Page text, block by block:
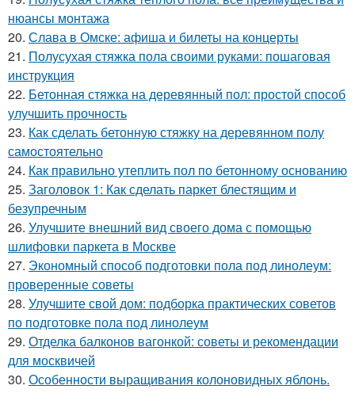
нюансы монтажа
20. Слава в Омске: афиша и билеты на концерты
21. Полусухая стяжка пола своими руками: пошаговая
инструкция
22. Бетонная стяжка на деревянный пол: простой способ
улучшить прочность
23. Как сделать бетонную стяжку на деревянном полу
самостоятельно
24. Как правильно утеплить пол по бетонному основанию
25. Заголовок 1: Как сделать паркет блестящим и
безупречным
26. Улучшите внешний вид своего дома с помощью
шлифовки паркета в Москве
27. Экономный способ подготовки пола под линолеум:
проверенные советы
28. Улучшите свой дом: подборка практических советов
по подготовке пола под линолеум
29. Отделка балконов вагонкой: советы и рекомендации
для москвичей
30. Особенности выращивания колоновидных яблонь.